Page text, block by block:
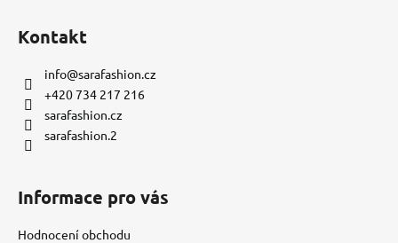
Kontakt
info@sarafashion.cz
+420 734 217 216
sarafashion.cz
sarafashion.2
Informace pro vás
Hodnocení obchodu